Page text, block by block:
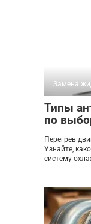
Замена
Типы
по
Перегрев
Узнайте,
систему